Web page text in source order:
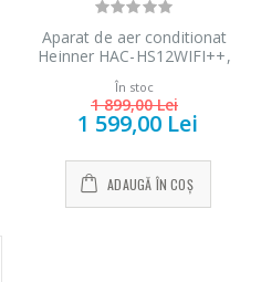
Aparat de aer conditionat
Heinner HAC-HS12WIFI++,
12000 BTU, Inverter, Wi-Fi,
Clasa A++
În stoc
1 899,00 Lei
1 599,00 Lei
ADAUGĂ ÎN COȘ